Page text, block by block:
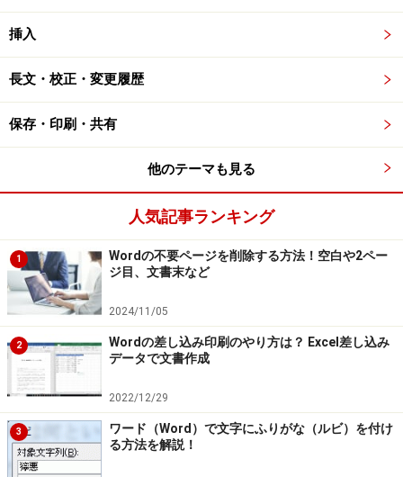
ルを置き、右クリックしてショートカットメニューを開
きます。
にカーソルを置いたあと［Ctrl］+［V］キーを押しても
かまいません。
Word文書に切り替えたら、取り込みたい位置で右クリック
し、ショートカットメニューから［貼り付け］を選択します
6.クリップボードの情報が貼り付けられます。
クリップボードの情報が貼り付けられます
挿入
長文・校正・変更履歴
保存・印刷・共有
他のテーマも見る
人気記事ランキング
1
Wordの不要ページを削除する方法！空白や2ペー
ジ目、文書末など
2024/11/05
2
Wordの差し込み印刷のやり方は？ Excel差し込み
データで文書作成
2022/12/29
3
ワード（Word）で文字にふりがな（ルビ）を付け
る方法を解説！